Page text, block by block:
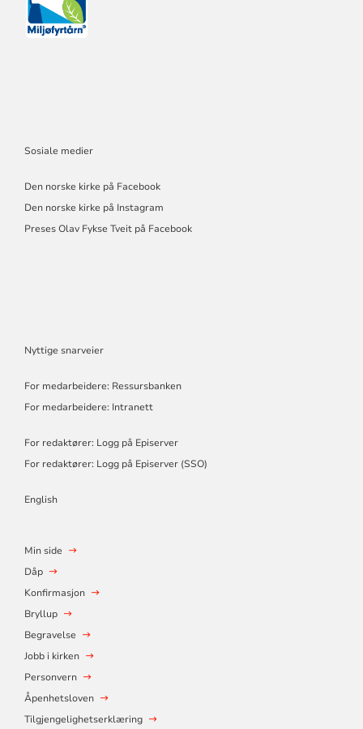
Sosiale medier
Den norske kirke på Facebook
Den norske kirke på Instagram
Preses Olav Fykse Tveit på Facebook
Nyttige snarveier
For medarbeidere: Ressursbanken
For medarbeidere: Intranett
For redaktører: Logg på Episerver
For redaktører: Logg på Episerver (SSO)
English
Min side
Dåp
Konfirmasjon
Bryllup
Begravelse
Jobb i kirken
Personvern
Åpenhetsloven
Tilgjengelighetserklæring